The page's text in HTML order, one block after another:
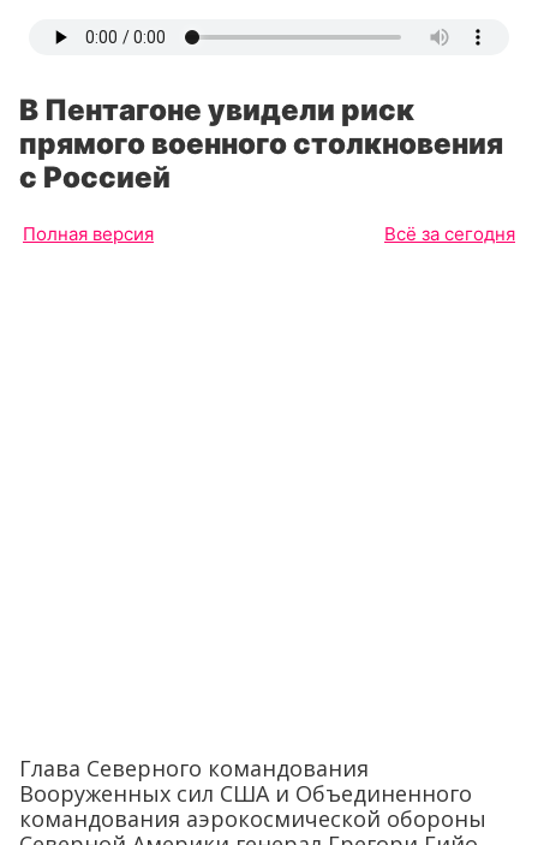
В Пентагоне увидели риск
прямого военного столкновения
с Россией
Полная версия Всё за сегодня
Глава Северного командования
Вооруженных сил США и Объединенного
командования аэрокосмической обороны